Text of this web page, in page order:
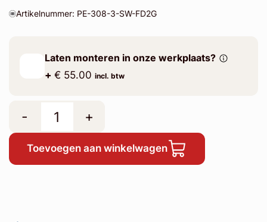
Artikelnummer: PE-308-3-SW-FD2G
Laten monteren in onze werkplaats?
+ € 55.00 incl. btw
- +
Toevoegen aan winkelwagen